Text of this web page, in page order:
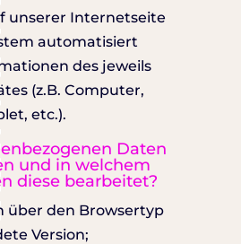
unserer Internetseite
automatisiert
des jeweils
(z.B. Computer,
etc.).
Daten
und in welchem
diese bearbeitet?
über den Browsertyp
Version;